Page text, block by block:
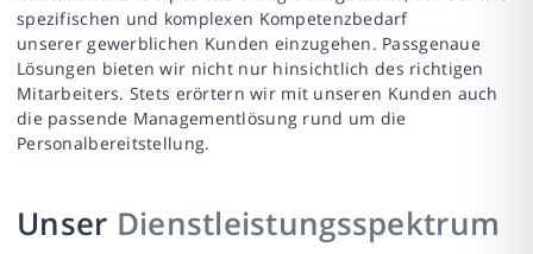
spezifischen und komplexen Kompetenzbedarf
unserer gewerblichen Kunden einzugehen. Passgenaue
Lösungen bieten wir nicht nur hinsichtlich des richtigen
Mitarbeiters. Stets erörtern wir mit unseren Kunden auch
die passende Managementlösung rund um die
Personalbereitstellung.
Unser Dienstleistungsspektrum